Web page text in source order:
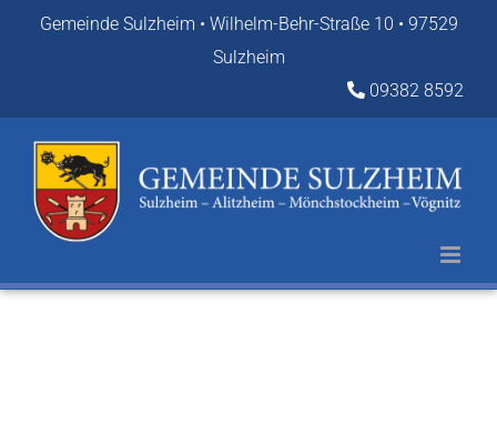
Gemeinde Sulzheim • Wilhelm-Behr-Straße 10 • 97529
Sulzheim
09382 8592